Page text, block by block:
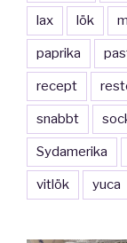
lax lök
paprika
recept
snabbt
Sydamerika
vitlök yuca